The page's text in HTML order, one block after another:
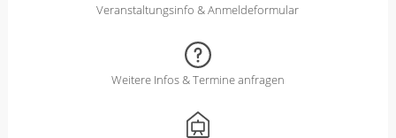
Veranstaltungsinfo & Anmeldeformular
Weitere Infos & Termine anfragen